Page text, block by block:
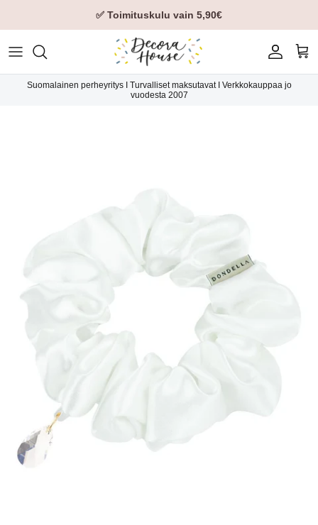
✅ Toimituskulu vain 5,90€
Tili
Suomalainen perheyritys I Turvalliset maksutavat I Verkkokauppaa jo
vuodesta 2007